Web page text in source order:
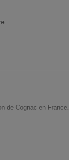
de Cognac en France.